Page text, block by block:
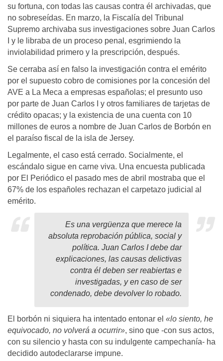
su fortuna, con todas las causas contra él archivadas, que
no sobreseídas. En marzo, la Fiscalía del Tribunal
Supremo archivaba sus investigaciones sobre Juan Carlos
I y le libraba de un proceso penal, esgrimiendo la
inviolabilidad primero y la prescripción, después.
Se cerraba así en falso la investigación contra el emérito
por el supuesto cobro de comisiones por la concesión del
AVE a La Meca a empresas españolas; el presunto uso
por parte de Juan Carlos I y otros familiares de tarjetas de
crédito opacas; y la existencia de una cuenta con 10
millones de euros a nombre de Juan Carlos de Borbón en
el paraíso fiscal de la isla de Jersey.
Legalmente, el caso está cerrado. Socialmente, el
escándalo sigue en carne viva. Una encuesta publicada
por El Periódico el pasado mes de abril mostraba que el
67% de los españoles rechazan el carpetazo judicial al
emérito.
Es una vergüenza que merece la
absoluta reprobación pública, social y
política. Juan Carlos I debe dar
explicaciones, las causas delictivas
contra él deben ser reabiertas e
investigadas, y en caso de ser
condenado, debe devolver lo robado.
El borbón ni siquiera ha intentado entonar el «lo siento, he
equivocado, no volverá a ocurrir», sino que -con sus actos,
con su silencio y hasta con su indulgente campechanía- ha
decidido autodeclararse impune.